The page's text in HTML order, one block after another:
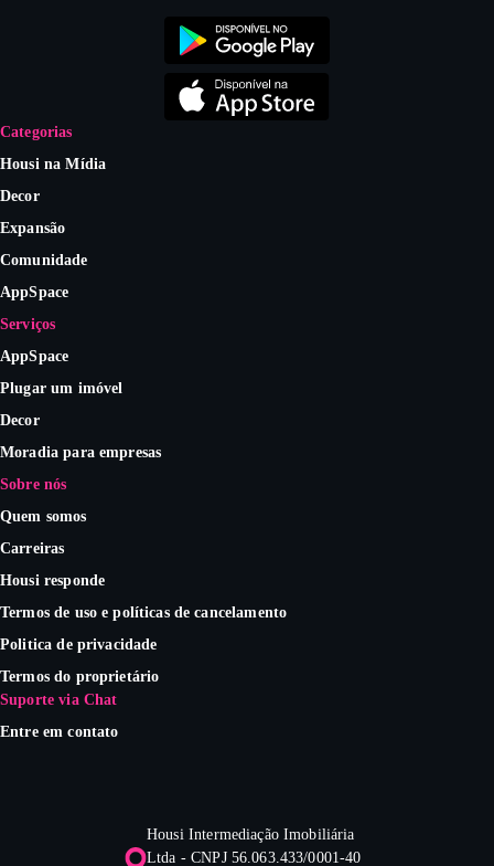
Categorias
Housi na Mídia
Decor
Expansão
Comunidade
AppSpace
Serviços
AppSpace
Plugar um imóvel
Decor
Moradia para empresas
Sobre nós
Quem somos
Carreiras
Housi responde
Termos de uso e políticas de cancelamento
Politica de privacidade
Termos do proprietário
Suporte via Chat
Entre em contato
Housi Intermediação Imobiliária
Ltda - CNPJ 56.063.433/0001-40